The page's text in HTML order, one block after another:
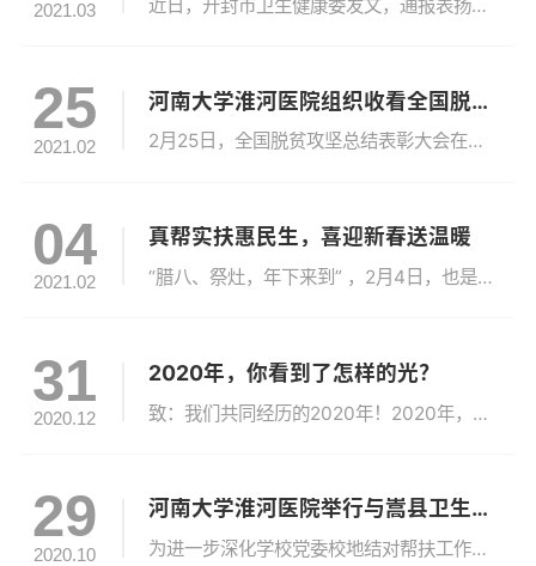
2021.03 近日，开封市卫生健康委发文，通报表扬了2020年度卫生健康工作优秀单位和先进个人。河南大学淮河医院荣获“2020年度卫生健康工作优秀单位”称号，唐宇、吴恒、付传恒、张琳四位同志荣获“2020年度卫生健康工作先进个人”称号。2020年，面对突如其来的疫情，全院干部职工深入学习贯彻习近平总书记重要讲话和重要指示批示精神...
25
2021.02
河南大学淮河医院组织收看全国脱贫攻坚总结表彰大会
2月25日，全国脱贫攻坚总结表彰大会在北京人民大会堂隆重举行，大会对全国脱贫攻坚先进个人、先进集体进行了表彰。河南大学淮河医院组织干部职工收看大会实况，一起向榜样学习。大会结束后，大家纷纷表示，将以榜样为标杆，发扬“上下同心、尽锐出战、精准务实、开拓创新、攻坚克难、不负人民”的脱贫攻坚精神，在新时代的新征程上，不忘...
04
2021.02
真帮实扶惠民生，喜迎新春送温暖
“腊八、祭灶，年下来到” ，2月4日，也是传统的小年，为了让曲兴镇大蔡村的贫困群众过一个欢乐祥和幸福的新年，河南大学淮河医院准备了杂粮礼盒、食用油等生活用品，为他们送去新春佳节以及乔迁新居的祝福。新居新面貌，新年新气象，这是曲兴镇大蔡村搬迁后的第一年。医院领导始终惦念着村里的乡亲们，因疫情防控要求，结对帮扶人员不便...
31
2020.12
2020年，你看到了怎样的光？
致：我们共同经历的2020年！2020年，你看到了怎样的光？我们记录时间的光谱定格365天里那些五颜六色的情绪和记忆……这一年我们看到了太多复杂而深刻的“目光”2020-1-23起是“白衣执甲为苍生”的坚毅是“我是党员我先上”的担当物有甘来，尝之者识道有夷险，履之者知五路三地，协同抗疫守土尽责，护佑健康一场疫情让你...
29
2020.10
河南大学淮河医院举行与嵩县卫生健康委“校地结对帮扶”工作座谈会
为进一步深化学校党委校地结对帮扶工作，提升基层医务人员的综合服务能力，10月29日上午，嵩县卫生健康委与河南大学淮河医院“校地结对帮扶”工作座谈会在淮河医院举行。党委书记刘志勇，工会主席霍雷，嵩县卫健委副主任张松献，嵩县第三人民医院院长王长明，副院长吕新生、武建乐等出席会议，会议由霍雷主持，医院相关职能科室主任参加...